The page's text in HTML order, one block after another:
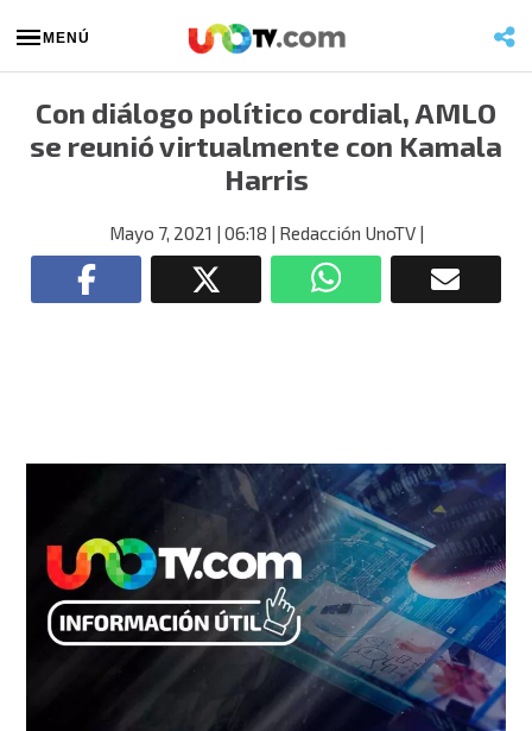
MENÚ
Con diálogo político cordial, AMLO
se reunió virtualmente con Kamala
Harris
Mayo 7, 2021 | 06:18 | Redacción UnoTV|